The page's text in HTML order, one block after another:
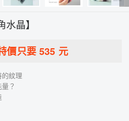
晶】
價只要 535 元
紋理
？